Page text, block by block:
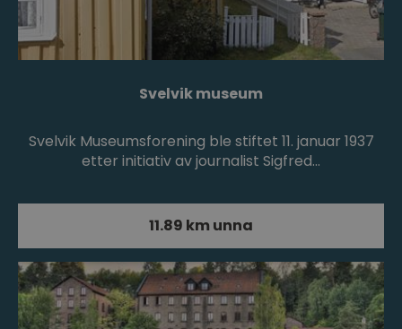
Svelvik museum
Svelvik Museumsforening ble stiftet 11. januar 1937
etter initiativ av journalist Sigfred…
11.89 km unna